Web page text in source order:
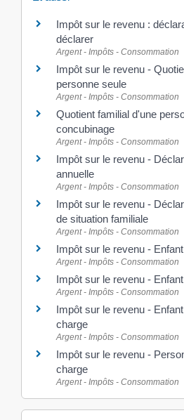
Impôt sur le revenu :
déclarer
Argent - Impôts - Consommation
Impôt sur le revenu -
personne seule
Argent - Impôts - Consommation
Quotient familial d'une
concubinage
Argent - Impôts - Consommation
Impôt sur le revenu -
annuelle
Argent - Impôts - Consommation
Impôt sur le revenu -
de situation familiale
Argent - Impôts - Consommation
Impôt sur le revenu -
Argent - Impôts - Consommation
Impôt sur le revenu -
Argent - Impôts - Consommation
Impôt sur le revenu -
charge
Argent - Impôts - Consommation
Impôt sur le revenu -
charge
Argent - Impôts - Consommation